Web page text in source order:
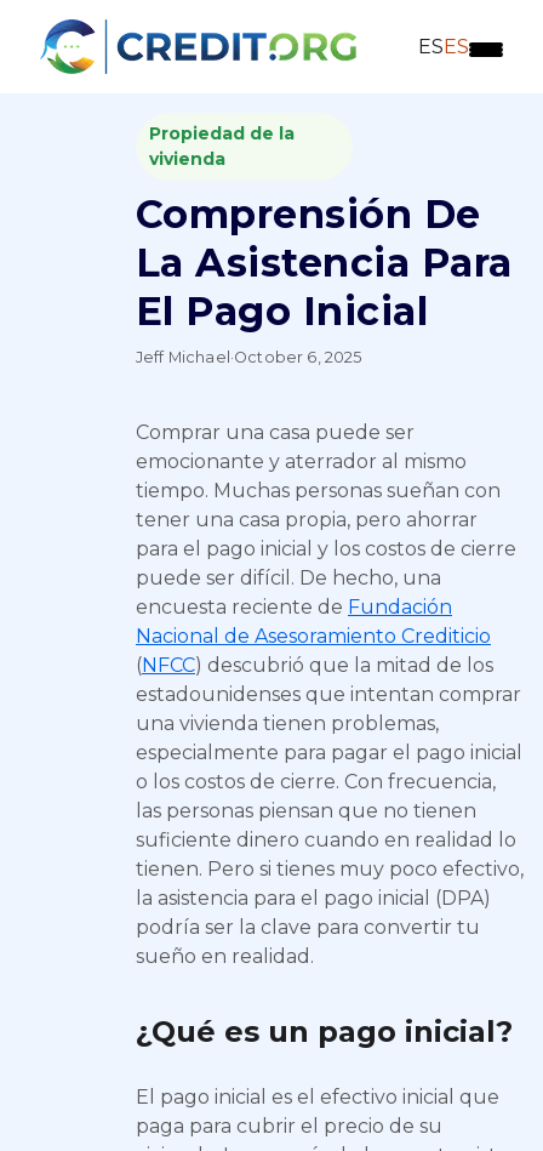
ESES
Propiedad de la
vivienda
Comprensión De
La Asistencia Para
El Pago Inicial
Jeff Michael ·October 6, 2025
Comprar una casa puede ser
emocionante y aterrador al mismo
tiempo. Muchas personas sueñan con
tener una casa propia, pero ahorrar
para el pago inicial y los costos de cierre
puede ser difícil. De hecho, una
encuesta reciente de Fundación
Nacional de Asesoramiento Crediticio
(NFCC) descubrió que la mitad de los
estadounidenses que intentan comprar
una vivienda tienen problemas,
especialmente para pagar el pago inicial
o los costos de cierre. Con frecuencia,
las personas piensan que no tienen
suficiente dinero cuando en realidad lo
tienen. Pero si tienes muy poco efectivo,
la asistencia para el pago inicial (DPA)
podría ser la clave para convertir tu
sueño en realidad.
¿Qué es un pago inicial?
El pago inicial es el efectivo inicial que
paga para cubrir el precio de su